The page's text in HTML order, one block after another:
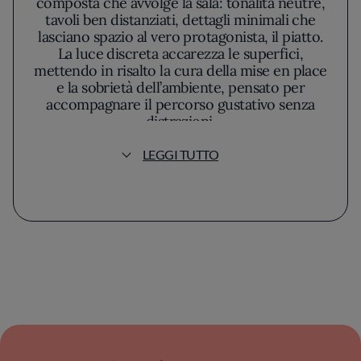
tavoli ben distanziati, dettagli minimali che
lasciano spazio al vero protagonista, il piatto.
La luce discreta accarezza le superfici,
mettendo in risalto la cura della mise en place
e la sobrietà dell’ambiente, pensato per
accompagnare il percorso gustativo senza
distrazioni.
È chiaro fin dai primi assaggi che questa
corta e una materia prima selezionata con
a se stesso: viene piuttosto intessuta nei
LEGGI TUTTO